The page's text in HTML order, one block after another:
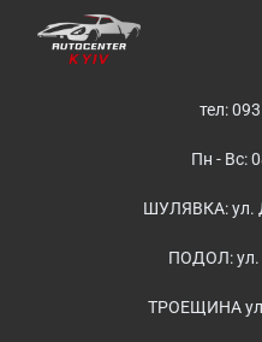
тел:
Пн - Вс:
ШУЛЯВКА: ул.
ПОДОЛ: ул.
ТРОЕЩИНА